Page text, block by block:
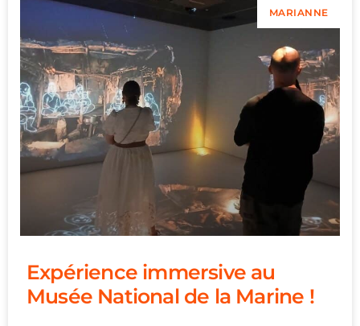
MARIANNE
Expérience immersive au
Musée National de la Marine !